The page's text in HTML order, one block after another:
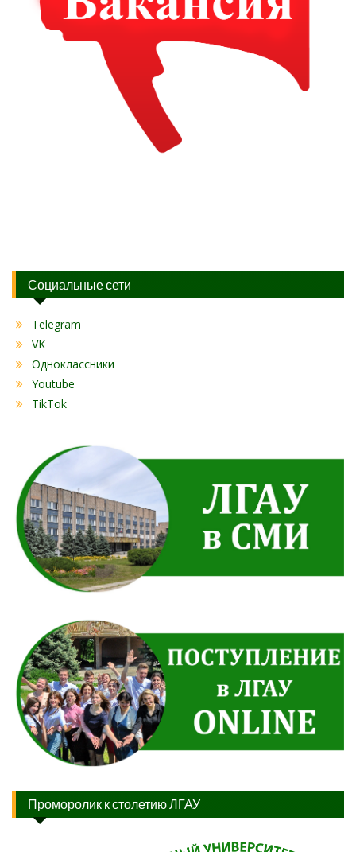
Социальные сети
Telegram
VK
Одноклассники
Youtube
TikTok
Проморолик к столетию ЛГАУ